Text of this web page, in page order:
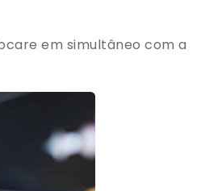
em simultâneo com a